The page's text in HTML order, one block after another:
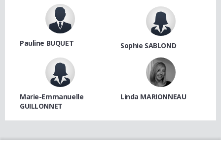
Pauline BUQUET Sophie SABLOND
Marie-Emmanuelle
GUILLONNET
Linda MARIONNEAU